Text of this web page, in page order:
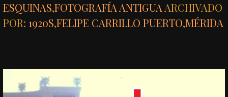
ESQUINAS,FOTOGRAFÍA ANTIGUA ARCHIVADO
POR:1920S,FELIPE CARRILLO PUERTO,MÉRIDA